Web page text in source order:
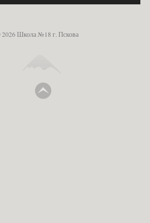
Школа №18 г. Пскова